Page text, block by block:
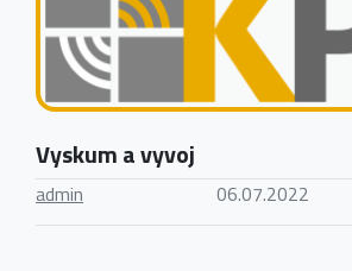
Vyskum a vyvoj
admin 06.07.2022